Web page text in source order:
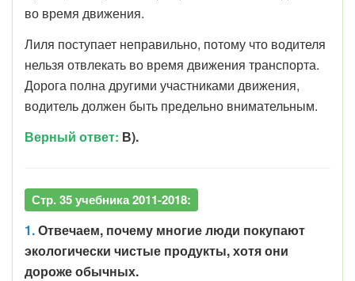
во время движения.
Лиля поступает неправильно, потому что водителя
нельзя отвлекать во время движения транспорта.
Дорога полна другими участниками движения,
водитель должен быть предельно внимательным.
Верный ответ: В).
Стр. 35 учебника 2011-2018:
1.Отвечаем, почему многие люди покупают
экологически чистые продукты, хотя они
дороже обычных.